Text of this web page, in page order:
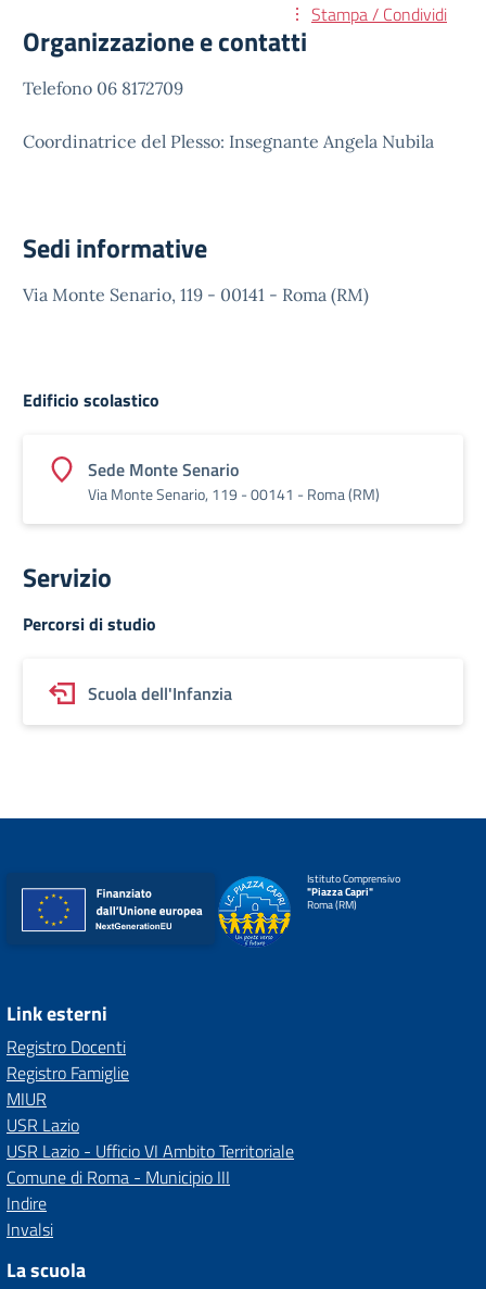
Stampa / Condividi
Organizzazione e contatti
Telefono 06 8172709
Coordinatrice del Plesso: Insegnante Angela Nubila
Sedi informative
Via Monte Senario, 119 - 00141 - Roma (RM)
Edificio scolastico
Sede Monte Senario
Via Monte Senario, 119 - 00141 - Roma (RM)
Servizio
Percorsi di studio
Scuola dell'Infanzia
Istituto Comprensivo
"Piazza Capri"
Roma (RM)
Link esterni
Registro Docenti
Registro Famiglie
MIUR
USR Lazio
USR Lazio - Ufficio VI Ambito Territoriale
Comune di Roma - Municipio III
Indire
Invalsi
La scuola